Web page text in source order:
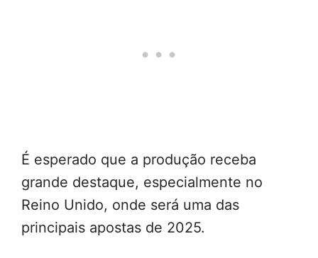
É esperado que a produção receba
grande destaque, especialmente no
Reino Unido, onde será uma das
principais apostas de 2025.